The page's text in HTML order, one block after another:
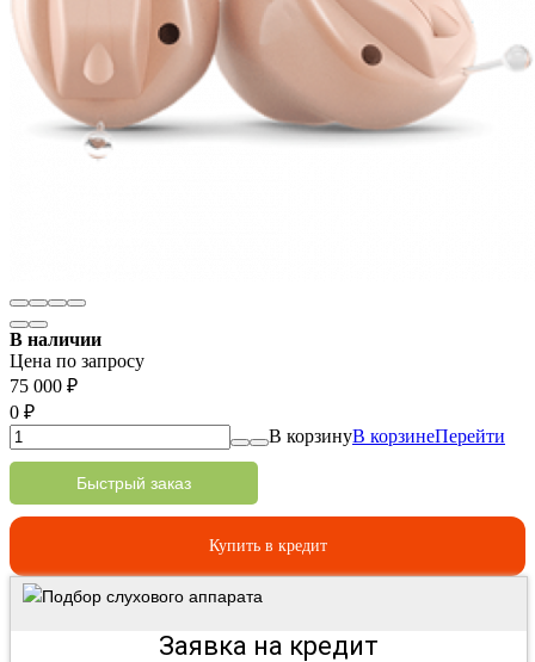
В наличии
Цена по запросу
75 000 ₽
0 ₽
В корзинуВ корзинеПерейти
Быстрый заказ
Купить в кредит
Подбор слухового аппарата
Заявка на кредит